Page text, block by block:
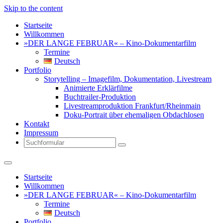
Skip to the content
Startseite
Willkommen
»DER LANGE FEBRUAR« – Kino-Dokumentarfilm
Termine
Deutsch
Portfolio
Storytelling – Imagefilm, Dokumentation, Livestream
Animierte Erklärfilme
Buchtrailer-Produktion
Livestreamproduktion Frankfurt/Rheinmain
Doku-Portrait über ehemaligen Obdachlosen
Kontakt
Impressum
Search
Startseite
Willkommen
»DER LANGE FEBRUAR« – Kino-Dokumentarfilm
Termine
Deutsch